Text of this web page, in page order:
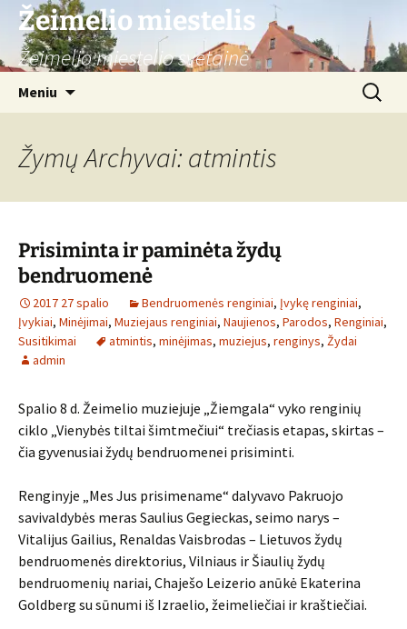
Žeimelio miestelis
Žeimelio miestelio svetainė
Meniu Ieškoti:
Žymų Archyvai: atmintis
Prisiminta ir paminėta žydų
bendruomenė
2017 27 spalio Bendruomenės renginiai, Įvykę renginiai,
Įvykiai, Minėjimai, Muziejaus renginiai, Naujienos, Parodos, Renginiai,
Susitikimai
atmintis, minėjimas, muziejus, renginys, Žydai
admin
Spalio 8 d. Žeimelio muziejuje „Žiemgala“ vyko renginių
ciklo „Vienybės tiltai šimtmečiui“ trečiasis etapas, skirtas –
čia gyvenusiai žydų bendruomenei prisiminti.
Renginyje „Mes Jus prisimename“ dalyvavo Pakruojo
savivaldybės meras Saulius Gegieckas, seimo narys –
Vitalijus Gailius, Renaldas Vaisbrodas – Lietuvos žydų
bendruomenės direktorius, Vilniaus ir Šiaulių žydų
bendruomenių nariai, Chaješo Leizerio anūkė Ekaterina
Goldberg su sūnumi iš Izraelio, žeimeliečiai ir kraštiečiai.